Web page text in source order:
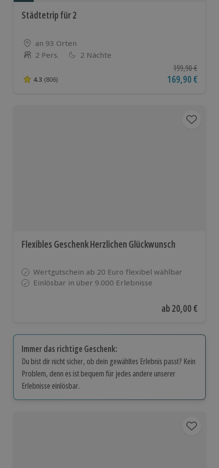
Städtetrip für 2
Standort
an 93 Orten
Anzahl der Teilnehmer
2 Pers. 2 Nächte
4.3 von 5 Sternen basierend auf 806 Bewertungen
4.3 (806)
Ursprünglicher
199,90 €
Aktueller Preis
169,90 €
Flexibles Geschenk Herzlichen Glückwunsch
Wertgutschein ab 20 Euro flexibel wählbar
Einlösbar in über 9.000 Erlebnisse
Aktueller Preis
ab20,00 €
Immer das richtige Geschenk:
Du bist dir nicht sicher, ob dein gewähltes Erlebnis passt? Kein
Problem, denn es ist bequem für jedes andere unserer
Erlebnisse einlösbar.